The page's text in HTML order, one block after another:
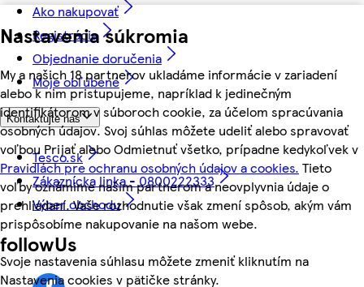
Nastavenia súkromia
My a našich 18 partnerov ukladáme informácie v zariadení
alebo k nim pristupujeme, napríklad k jedinečným
identifikátorom v súboroch cookie, za účelom spracúvania
osobných údajov. Svoj súhlas môžete udeliť alebo spravovať
voľbou Prijať alebo Odmietnuť všetko, prípadne kedykoľvek v
Pravidlách pre ochranu osobných údajov a cookies. Tieto
voľby oznámime našim partnerom a neovplyvnia údaje o
prehliadaní. Vaše rozhodnutie však zmení spôsob, akým vám
prispôsobíme nakupovanie na našom webe.
Svoje nastavenia súhlasu môžete zmeniť kliknutím na
Nastavenia cookies v pätičke stránky.
Ako nakupovať
Registrácia
Objednanie doručenia
Moje obľúbené
Kontaktujte nás
Tesco.sk
Zákaznícka linka - 0800222333
Výber obchodu
followUs